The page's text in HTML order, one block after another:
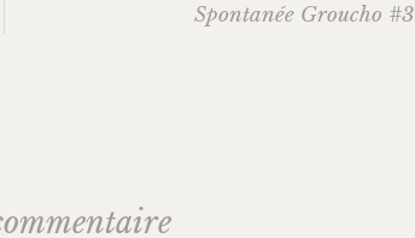
Spontanée Groucho #3